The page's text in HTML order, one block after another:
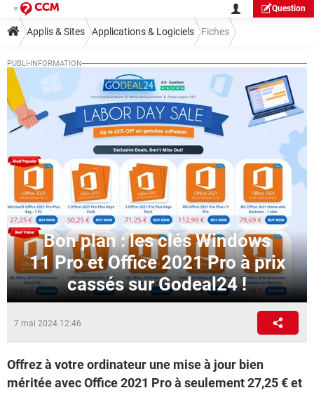
Question
Applis & Sites Applications & Logiciels Fiches
Guide applis et logiciels
Bon plan : les clés Windows
11 Pro et Office 2021 Pro à prix
cassés sur Godeal24 !
7 mai 2024 12:46
Offrez à votre ordinateur une mise à jour bien
méritée avec Office 2021 Pro à seulement 27,25 € et